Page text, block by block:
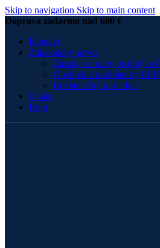
Skip to navigation Skip to main content
Doprava zadarmo nad 600 €
Kontakt
Zákaznícky servis
Zásady ochrany osobných
Obchodné podmienky
Reklamačný poriadok
O nás
Blog